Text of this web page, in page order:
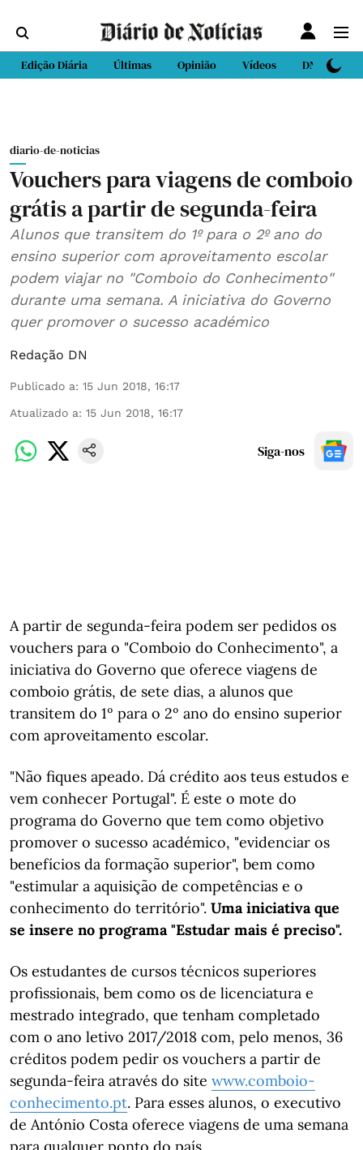
Edição Diária Últimas Opinião Vídeos DN Sport
diario-de-noticias
Vouchers para viagens de comboio
grátis a partir de segunda-feira
Alunos que transitem do 1º para o 2º ano do
ensino superior com aproveitamento escolar
podem viajar no "Comboio do Conhecimento"
durante uma semana. A iniciativa do Governo
quer promover o sucesso académico
Redação DN
Publicado a: 15 Jun 2018, 16:17
Atualizado a: 15 Jun 2018, 16:17
Siga-nos
A partir de segunda-feira podem ser pedidos os
vouchers para o "Comboio do Conhecimento", a
iniciativa do Governo que oferece viagens de
comboio grátis, de sete dias, a alunos que
transitem do 1º para o 2º ano do ensino superior
com aproveitamento escolar.
"Não fiques apeado. Dá crédito aos teus estudos e
vem conhecer Portugal". É este o mote do
programa do Governo que tem como objetivo
promover o sucesso académico, "evidenciar os
benefícios da formação superior", bem como
"estimular a aquisição de competências e o
conhecimento do território". Uma iniciativa que
se insere no programa "Estudar mais é preciso".
Os estudantes de cursos técnicos superiores
profissionais, bem como os de licenciatura e
mestrado integrado, que tenham completado
com o ano letivo 2017/2018 com, pelo menos, 36
créditos podem pedir os vouchers a partir de
segunda-feira através do site www.comboio-
conhecimento.pt. Para esses alunos, o executivo
de António Costa oferece viagens de uma semana